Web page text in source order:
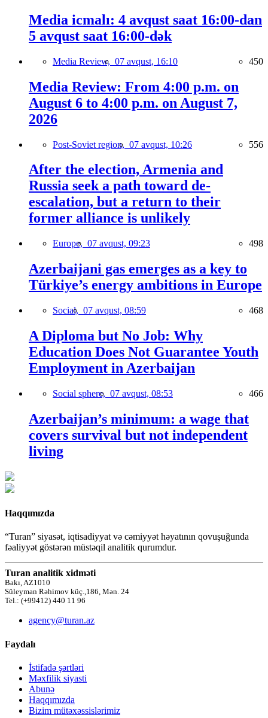
Media icmalı: 4 avqust saat 16:00-dan
5 avqust saat 16:00-dək
Media Review, 07 avqust, 16:10 450
Media Review: From 4:00 p.m. on
August 6 to 4:00 p.m. on August 7,
2026
Post-Soviet region, 07 avqust, 10:26 556
After the election, Armenia and
Russia seek a path toward de-
escalation, but a return to their
former alliance is unlikely
Europe, 07 avqust, 09:23 498
Azerbaijani gas emerges as a key to
Türkiye’s energy ambitions in Europe
Social, 07 avqust, 08:59 468
A Diploma but No Job: Why
Education Does Not Guarantee Youth
Employment in Azerbaijan
Social sphere, 07 avqust, 08:53 466
Azerbaijan’s minimum: a wage that
covers survival but not independent
living
Haqqımızda
“Turan” siyasət, iqtisadiyyat və cəmiyyət həyatının qovuşuğunda
fəaliyyət göstərən müstəqil analitik qurumdur.
Turan analitik xidməti
Bakı, AZ1010
Süleyman Rəhimov küç.,186, Mən. 24
Tel.: (+99412) 440 11 96
agency@turan.az
Faydalı
İstifadə şərtləri
Məxfilik siyasti
Abunə
Haqqımızda
Bizim mütəxəssislərimiz